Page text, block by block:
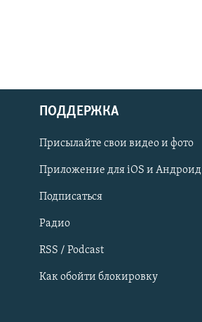
Українською
Qırımtatar
ПРИСОЕДИНЯЙТЕСЬ!
ПОДДЕРЖКА
Присылайте свои видео и фото
Приложение для iOS и Андроид
Подписаться
Радио
RSS / Podcast
Как обойти блокировку